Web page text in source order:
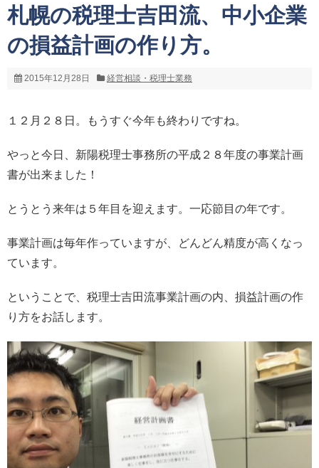
札幌の税理士吉田流、中小企業
の損益計画の作り方。
2015年12月28日 経営相談・税理士業務
１２月２８日。もうすぐ今年も終わりですね。
やっと今日、新陽税理士事務所の平成２８年度の事業計画
書が出来ました！
とうとう来年は５年目を迎えます。一応節目の年です。
事業計画は毎年作っていますが、どんどん精度が高くなっ
ています。
ということで、税理士吉田流事業計画の内、損益計画の作
り方をお話します。